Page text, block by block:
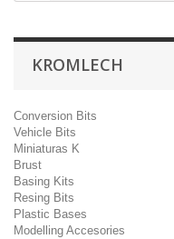
KROMLECH
Conversion Bits
Vehicle Bits
Miniaturas K
Brust
Basing Kits
Resing Bits
Plastic Bases
Modelling Accesories